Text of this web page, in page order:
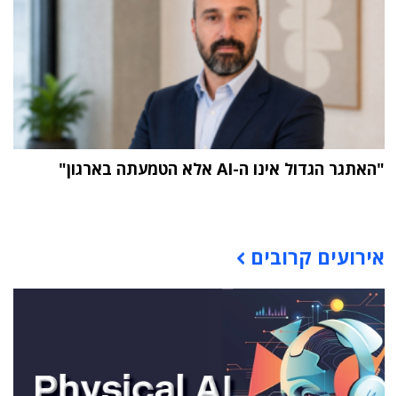
"האתגר הגדול אינו ה-AI אלא הטמעתה בארגון"
אירועים קרובים